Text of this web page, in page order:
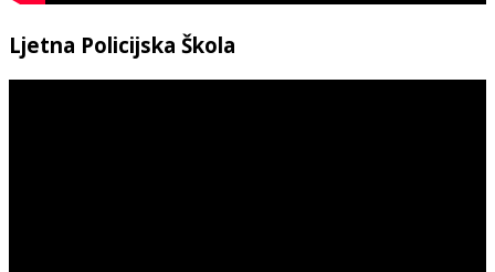
Ljetna Policijska Škola